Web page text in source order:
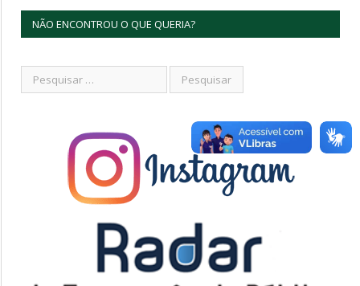
NÃO ENCONTROU O QUE QUERIA?